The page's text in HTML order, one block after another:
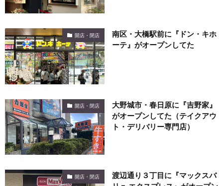
開店・閉店
南区・大橋駅前に『ドン・キホ
ーテ』がオープンしてた
開店・閉店
大野城市・春日原に『吉野家』
がオープンしてた（テイクアウ
ト・デリバリー専門店）
開店・閉店
渡辺通り３丁目に『マックスバ